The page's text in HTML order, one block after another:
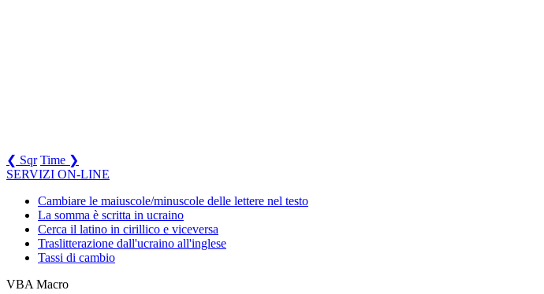
❮ Sqr Time ❯
SERVIZI ON-LINE
Cambiare le maiuscole/minuscole delle lettere nel testo
La somma è scritta in ucraino
Cerca il latino in cirillico e viceversa
Traslitterazione dall'ucraino all'inglese
Tassi di cambio
VBA Macro